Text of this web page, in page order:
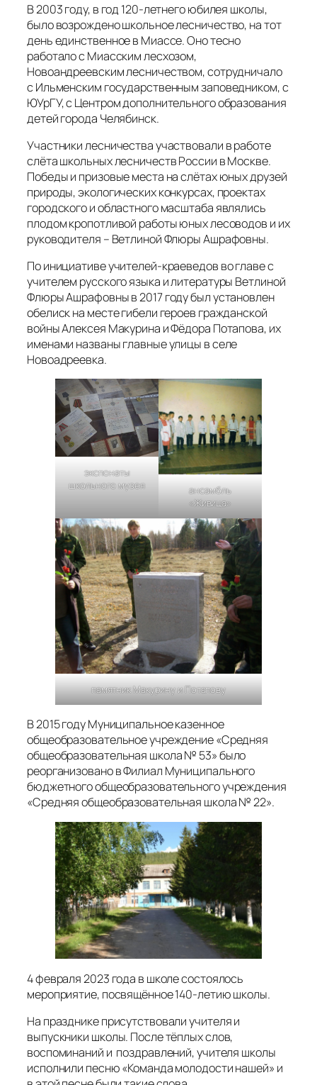
В 2003 году, в год 120-летнего юбилея школы,
было возрождено школьное лесничество, на тот
день единственное в Миассе. Оно тесно
работало с Миасским лесхозом,
Новоандреевским лесничеством, сотрудничало
с Ильменским государственным заповедником, с
ЮУрГУ, с Центром дополнительного образования
детей города Челябинск.
Участники лесничества участвовали в работе
слёта школьных лесничеств России в Москве.
Победы и призовые места на слётах юных друзей
природы, экологических конкурсах, проектах
городского и областного масштаба являлись
плодом кропотливой работы юных лесоводов и их
руководителя – Ветлиной Флюры Ашрафовны.
По инициативе учителей-краеведов во главе с
учителем русского языка и литературы Ветлиной
Флюры Ашрафовны в 2017 году был установлен
обелиск на месте гибели героев гражданской
войны Алексея Макурина и Фёдора Потапова, их
именами названы главные улицы в селе
Новоадреевка.
экспонаты
школьного музея
ансамбль
«Живица»
памятник Макурину и Потапову
В 2015 году Муниципальное казенное
общеобразовательное учреждение «Средняя
общеобразовательная школа № 53» было
реорганизовано в Филиал Муниципального
бюджетного общеобразовательного учреждения
«Средняя общеобразовательная школа № 22».
4 февраля 2023 года в школе состоялось
мероприятие, посвящённое 140-летию школы.
На празднике присутствовали учителя и
выпускники школы. После тёплых слов,
воспоминаний и поздравлений, учителя школы
исполнили песню «Команда молодости нашей» и